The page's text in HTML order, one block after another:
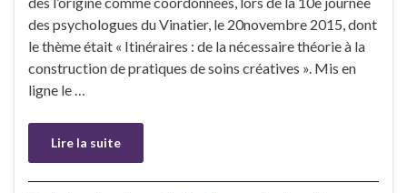
des psychologues du Vinatier, le 20novembre 2015, dont
le thème était « Itinéraires : de la nécessaire théorie à la
construction de pratiques de soins créatives ». Mis en
ligne le …
Lire la suite